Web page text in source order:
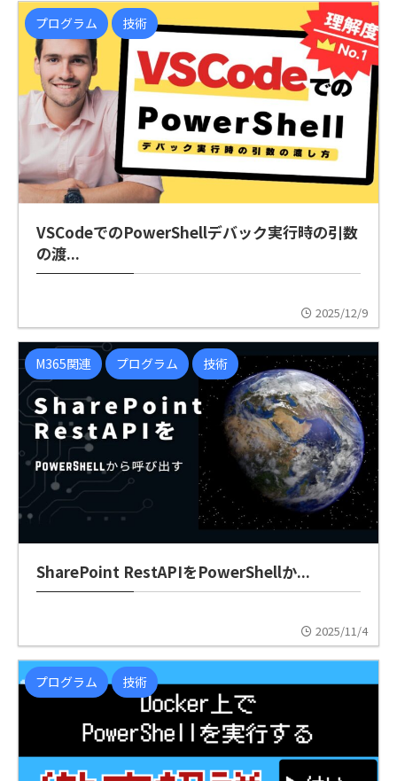
プログラム 技術
VSCodeでのPowerShellデバック実行時の引数
の渡...
2025/12/9
M365関連 プログラム 技術
SharePoint RestAPIをPowerShellか...
2025/11/4
プログラム 技術